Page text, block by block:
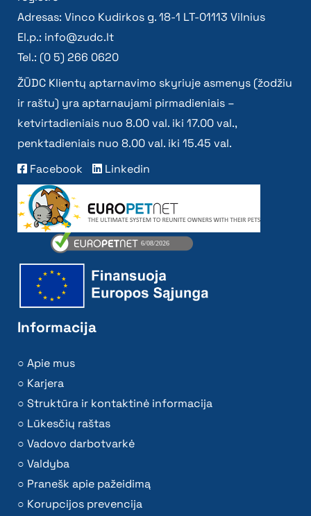
Adresas: Vinco Kudirkos g. 18-1 LT-01113 Vilnius
El.p.: info@zudc.lt
Tel.: (0 5) 266 0620
ŽŪDC Klientų aptarnavimo skyriuje asmenys (žodžiu
ir raštu) yra aptarnaujami pirmadieniais –
ketvirtadieniais nuo 8.00 val. iki 17.00 val.,
penktadieniais nuo 8.00 val. iki 15.45 val.
Facebook
Linkedin
Informacija
Apie mus
Karjera
Struktūra ir kontaktinė informacija
Lūkesčių raštas
Vadovo darbotvarkė
Valdyba
Pranešk apie pažeidimą
Korupcijos prevencija